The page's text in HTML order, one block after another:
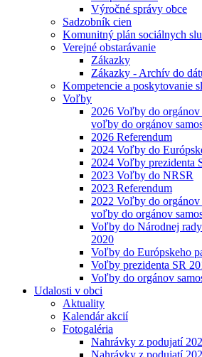
Výročné správy obce
Sadzobník cien
Komunitný plán sociálnych
Verejné obstarávanie
Zákazky
Zákazky - Archív do
Kompetencie a poskytovanie
Voľby
2026 Voľby do orgánov
voľby do orgánov
2026 Referendum
2024 Voľby do
2024 Voľby prezidenta
2023 Voľby do NRSR
2023 Referendum
2022 Voľby do orgánov
voľby do orgánov
Voľby do Národnej
2020
Voľby do Európskeho
Voľby prezidenta SR
Voľby do orgánov
Udalosti v obci
Aktuality
Kalendár akcií
Fotogaléria
Nahrávky z podujatí
Nahrávky z podujatí